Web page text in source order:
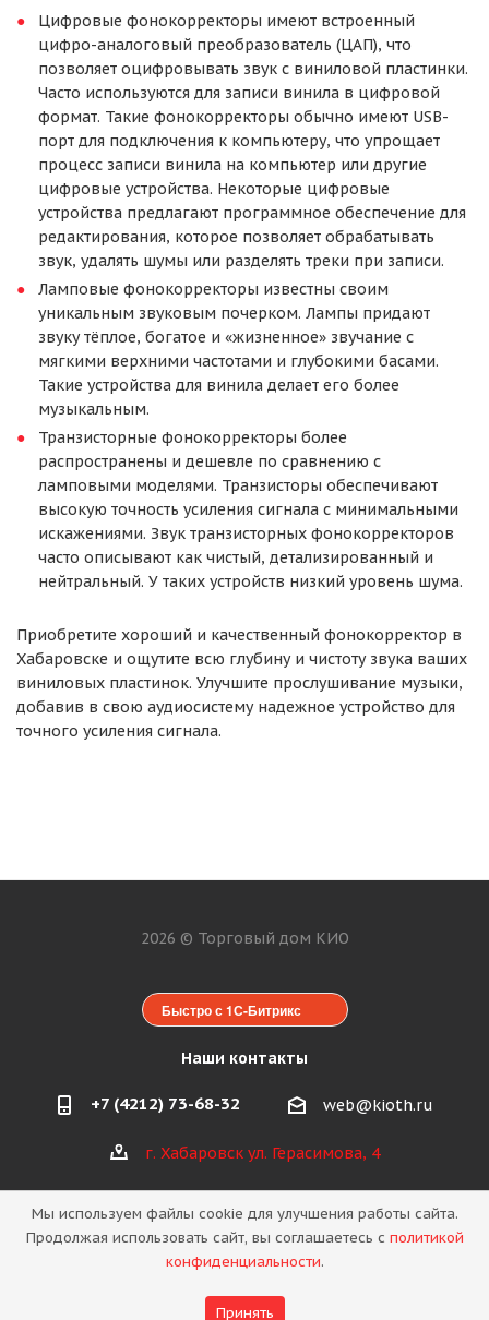
Мы используем файлы cookie для улучшения работы сайта.
Продолжая использовать сайт, вы соглашаетесь с политикой
конфиденциальности.
Принять
Цифровые фонокорректоры имеют встроенный
цифро-аналоговый преобразователь (ЦАП), что
позволяет оцифровывать звук с виниловой пластинки.
Часто используются для записи винила в цифровой
формат. Такие фонокорректоры обычно имеют USB-
порт для подключения к компьютеру, что упрощает
процесс записи винила на компьютер или другие
цифровые устройства. Некоторые цифровые
устройства предлагают программное обеспечение для
редактирования, которое позволяет обрабатывать
звук, удалять шумы или разделять треки при записи.
Ламповые фонокорректоры известны своим
уникальным звуковым почерком. Лампы придают
звуку тёплое, богатое и «жизненное» звучание с
мягкими верхними частотами и глубокими басами.
Такие устройства для винила делает его более
музыкальным.
Транзисторные фонокорректоры более
распространены и дешевле по сравнению с
ламповыми моделями. Транзисторы обеспечивают
высокую точность усиления сигнала с минимальными
искажениями. Звук транзисторных фонокорректоров
часто описывают как чистый, детализированный и
нейтральный. У таких устройств низкий уровень шума.
Приобретите хороший и качественный фонокорректор в
Хабаровске и ощутите всю глубину и чистоту звука ваших
виниловых пластинок. Улучшите прослушивание музыки,
добавив в свою аудиосистему надежное устройство для
точного усиления сигнала.
2026 © Торговый дом КИО
Быстро с 1С-Битрикс
Наши контакты
+7 (4212) 73-68-32 web@kioth.ru
г. Хабаровск ул. Герасимова, 4
Политика конфиденциальности